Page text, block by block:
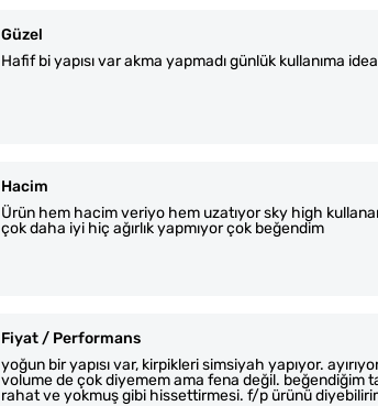
Güzel
Hafif bi yapısı var akma yapmadı günlük kullanıma
Hacim
Ürün hem hacim veriyo hem uzatıyor sky high
çok daha iyi hiç ağırlık yapmıyor çok beğendim
Fiyat / Performans
yoğun bir yapısı var, kirpikleri simsiyah yapıyor.
volume de çok diyemem ama fena değil. beğendiğim
rahat ve yokmuş gibi hissettirmesi. f/p ürünü